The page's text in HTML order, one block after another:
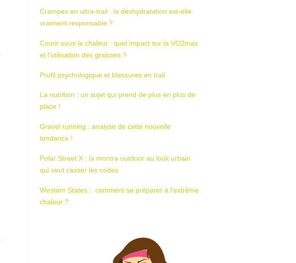
Crampes en ultra-trail : la déshydratation est-elle
vraiment responsable ?
Courir sous la chaleur : quel impact sur la VO2max
et l’utilisation des graisses ?
Profil psychologique et blessures en trail
La nutrition : un sujet qui prend de plus en plus de
place !
Gravel running : analyse de cette nouvelle
tendance !
Polar Street X : la montre outdoor au look urbain
qui veut casser les codes
Western States : comment se préparer à l’extrême
chaleur ?